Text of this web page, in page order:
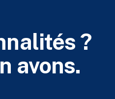
?
avons.